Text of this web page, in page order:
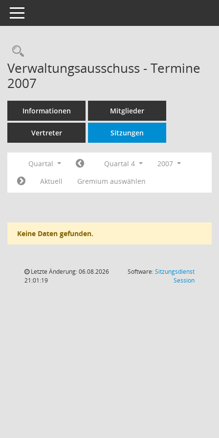
Toggle navigation
Rechercheauswahl
Verwaltungsausschuss - Termine
2007
Informationen Mitglieder
Vertreter Sitzungen
Quartal Quartal 4
2007
Aktuell
Gremium auswählen
Keine Daten gefunden.
Letzte Änderung: 06.08.2026
21:01:19
Software:Sitzungsdienst
Session(Wird in